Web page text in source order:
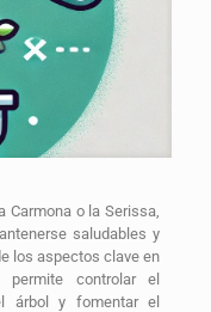
o la Serissa,
saludables y
los aspectos clave en
controlar el
árbol y fomentar el